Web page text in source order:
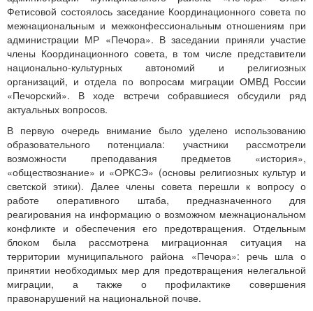
Фетисовой состоялось заседание Координационного совета по
межнациональным и межконфессиональным отношениям при
администрации МР «Печора». В заседании приняли участие
члены Координационного совета, в том числе представители
национально-культурных автономий и религиозных
организаций, и отдела по вопросам миграции ОМВД России
«Печорский». В ходе встречи собравшиеся обсудили ряд
актуальных вопросов.
В первую очередь внимание было уделено использованию
образовательного потенциала: участники рассмотрели
возможности преподавания предметов «история»,
«обществознание» и «ОРКСЭ» (основы религиозных культур и
светской этики). Далее члены совета перешли к вопросу о
работе оперативного штаба, предназначенного для
реагирования на информацию о возможном межнациональном
конфликте и обеспечения его предотвращения. Отдельным
блоком была рассмотрена миграционная ситуация на
территории муниципального района «Печора»: речь шла о
принятии необходимых мер для предотвращения нелегальной
миграции, а также о профилактике совершения
правонарушений на национальной почве.